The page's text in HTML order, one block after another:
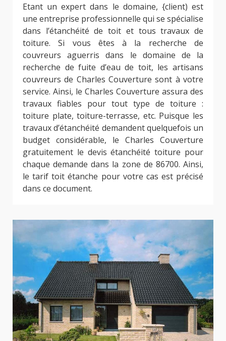
Etant un expert dans le domaine, {client) est
une entreprise professionnelle qui se spécialise
dans l’étanchéité de toit et tous travaux de
toiture. Si vous êtes à la recherche de
couvreurs aguerris dans le domaine de la
recherche de fuite d’eau de toit, les artisans
couvreurs de Charles Couverture sont à votre
service. Ainsi, le Charles Couverture assura des
travaux fiables pour tout type de toiture :
toiture plate, toiture-terrasse, etc. Puisque les
travaux d’étanchéité demandent quelquefois un
budget considérable, le Charles Couverture
gratuitement le devis étanchéité toiture pour
chaque demande dans la zone de 86700. Ainsi,
le tarif toit étanche pour votre cas est précisé
dans ce document.